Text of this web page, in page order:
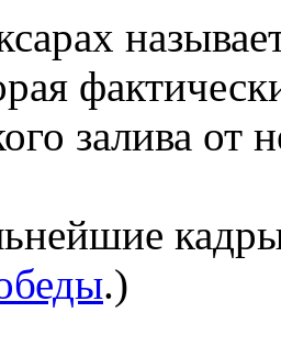
залива от
.)